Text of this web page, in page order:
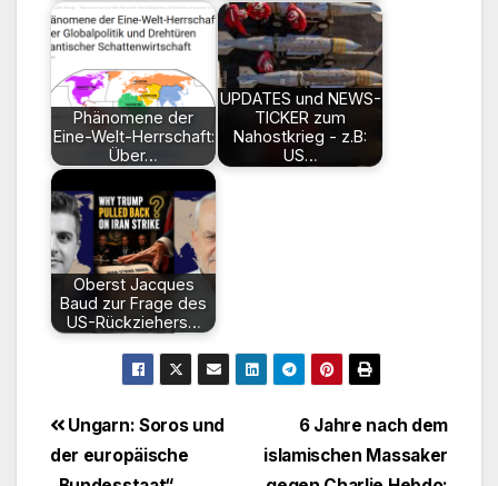
Phänomene der
Eine-Welt-Herrschaft:
Über…
UPDATES und NEWS-
TICKER zum
Nahostkrieg - z.B:
US…
Oberst Jacques
Baud zur Frage des
US-Rückziehers…
Beitragsnavigation6 Jahre nach dem
islamischen Massaker
Ungarn: Soros und
der europäische